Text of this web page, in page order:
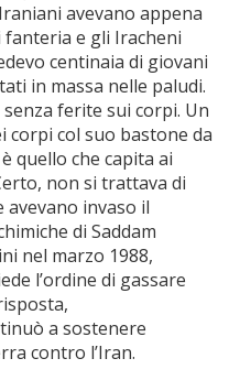
avevano appena
e gli Iracheni
centinaia di giovani
in massa nelle paludi.
ferite sui corpi. Un
corpi col suo bastone da
quello che capita ai
non si trattava di
avevano invaso il
di Saddam
nel marzo 1988,
l’ordine di gassare
a sostenere
contro l’Iran.